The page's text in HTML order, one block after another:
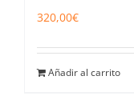
320,00€
Añadir al carrito